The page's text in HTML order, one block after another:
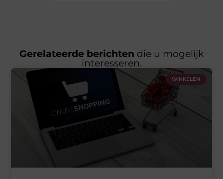
Gerelateerde berichten die u mogelijk
interesseren.
WINKELEN